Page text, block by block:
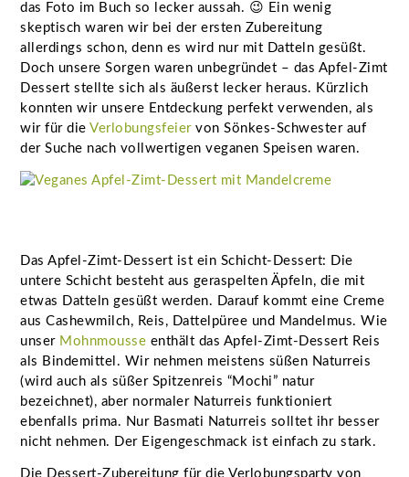
das Foto im Buch so lecker aussah. 😉 Ein wenig
skeptisch waren wir bei der ersten Zubereitung
allerdings schon, denn es wird nur mit Datteln gesüßt.
Doch unsere Sorgen waren unbegründet – das Apfel-Zimt
Dessert stellte sich als äußerst lecker heraus. Kürzlich
konnten wir unsere Entdeckung perfekt verwenden, als
wir für dieVerlobungsfeiervon Sönkes-Schwester auf
der Suche nach vollwertigen veganen Speisen waren.
Das Apfel-Zimt-Dessert ist ein Schicht-Dessert: Die
untere Schicht besteht aus geraspelten Äpfeln, die mit
etwas Datteln gesüßt werden. Darauf kommt eine Creme
aus Cashewmilch, Reis, Dattelpüree und Mandelmus. Wie
unser Mohnmousse enthält das Apfel-Zimt-Dessert Reis
als Bindemittel. Wir nehmen meistens süßen Naturreis
(wird auch als süßer Spitzenreis “Mochi” natur
bezeichnet), aber normaler Naturreis funktioniert
ebenfalls prima. Nur Basmati Naturreis solltet ihr besser
nicht nehmen. Der Eigengeschmack ist einfach zu stark.
Die Dessert-Zubereitung für die Verlobungsparty von